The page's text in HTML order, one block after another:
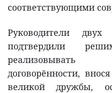
соответствующими
Руководители
подтвердили
договорённости,
великой дружбы,